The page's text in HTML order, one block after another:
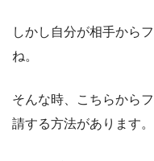
しかし自分が相手から
ね。
そんな時、こちらから
請する方法があります。